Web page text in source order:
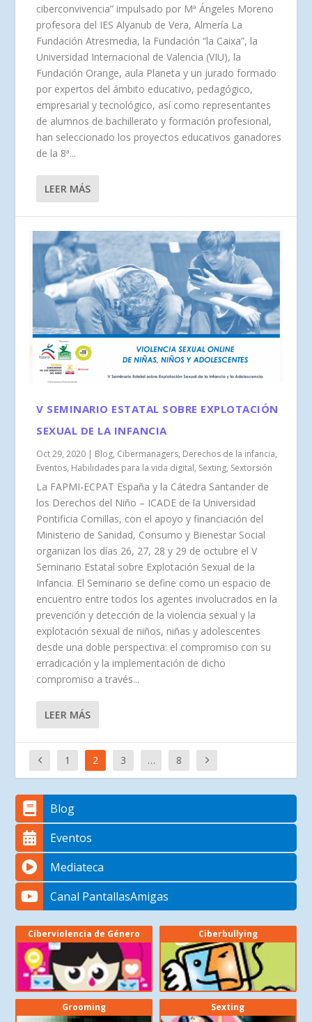
ciberconvivencia” impulsado por Mª Ángeles Moreno
profesora del IES Alyanub de Vera, Almería La
Fundación Atresmedia, la Fundación “la Caixa”, la
Universidad Internacional de Valencia (VIU), la
Fundación Orange, aula Planeta y un jurado formado
por expertos del ámbito educativo, pedagógico,
empresarial y tecnológico, así como representantes
de alumnos de bachillerato y formación profesional,
han seleccionado los proyectos educativos ganadores
de la 8ª...
LEER MÁS
V SEMINARIO ESTATAL SOBRE EXPLOTACIÓN
SEXUAL DE LA INFANCIA
Oct 29, 2020 | Blog, Cibermanagers, Derechos de la infancia,
Eventos, Habilidades para la vida digital, Sexting, Sextorsión
La FAPMI-ECPAT España y la Cátedra Santander de
los Derechos del Niño – ICADE de la Universidad
Pontificia Comillas, con el apoyo y financiación del
Ministerio de Sanidad, Consumo y Bienestar Social
organizan los días 26, 27, 28 y 29 de octubre el V
Seminario Estatal sobre Explotación Sexual de la
Infancia. El Seminario se define como un espacio de
encuentro entre todos los agentes involucrados en la
prevención y detección de la violencia sexual y la
explotación sexual de niños, niñas y adolescentes
desde una doble perspectiva: el compromiso con su
erradicación y la implementación de dicho
compromiso a través...
LEER MÁS
1 2 3 … 8
Blog
Eventos
Mediateca
Canal PantallasAmigas
Ciberviolencia de Género Ciberbullying
Grooming Sexting